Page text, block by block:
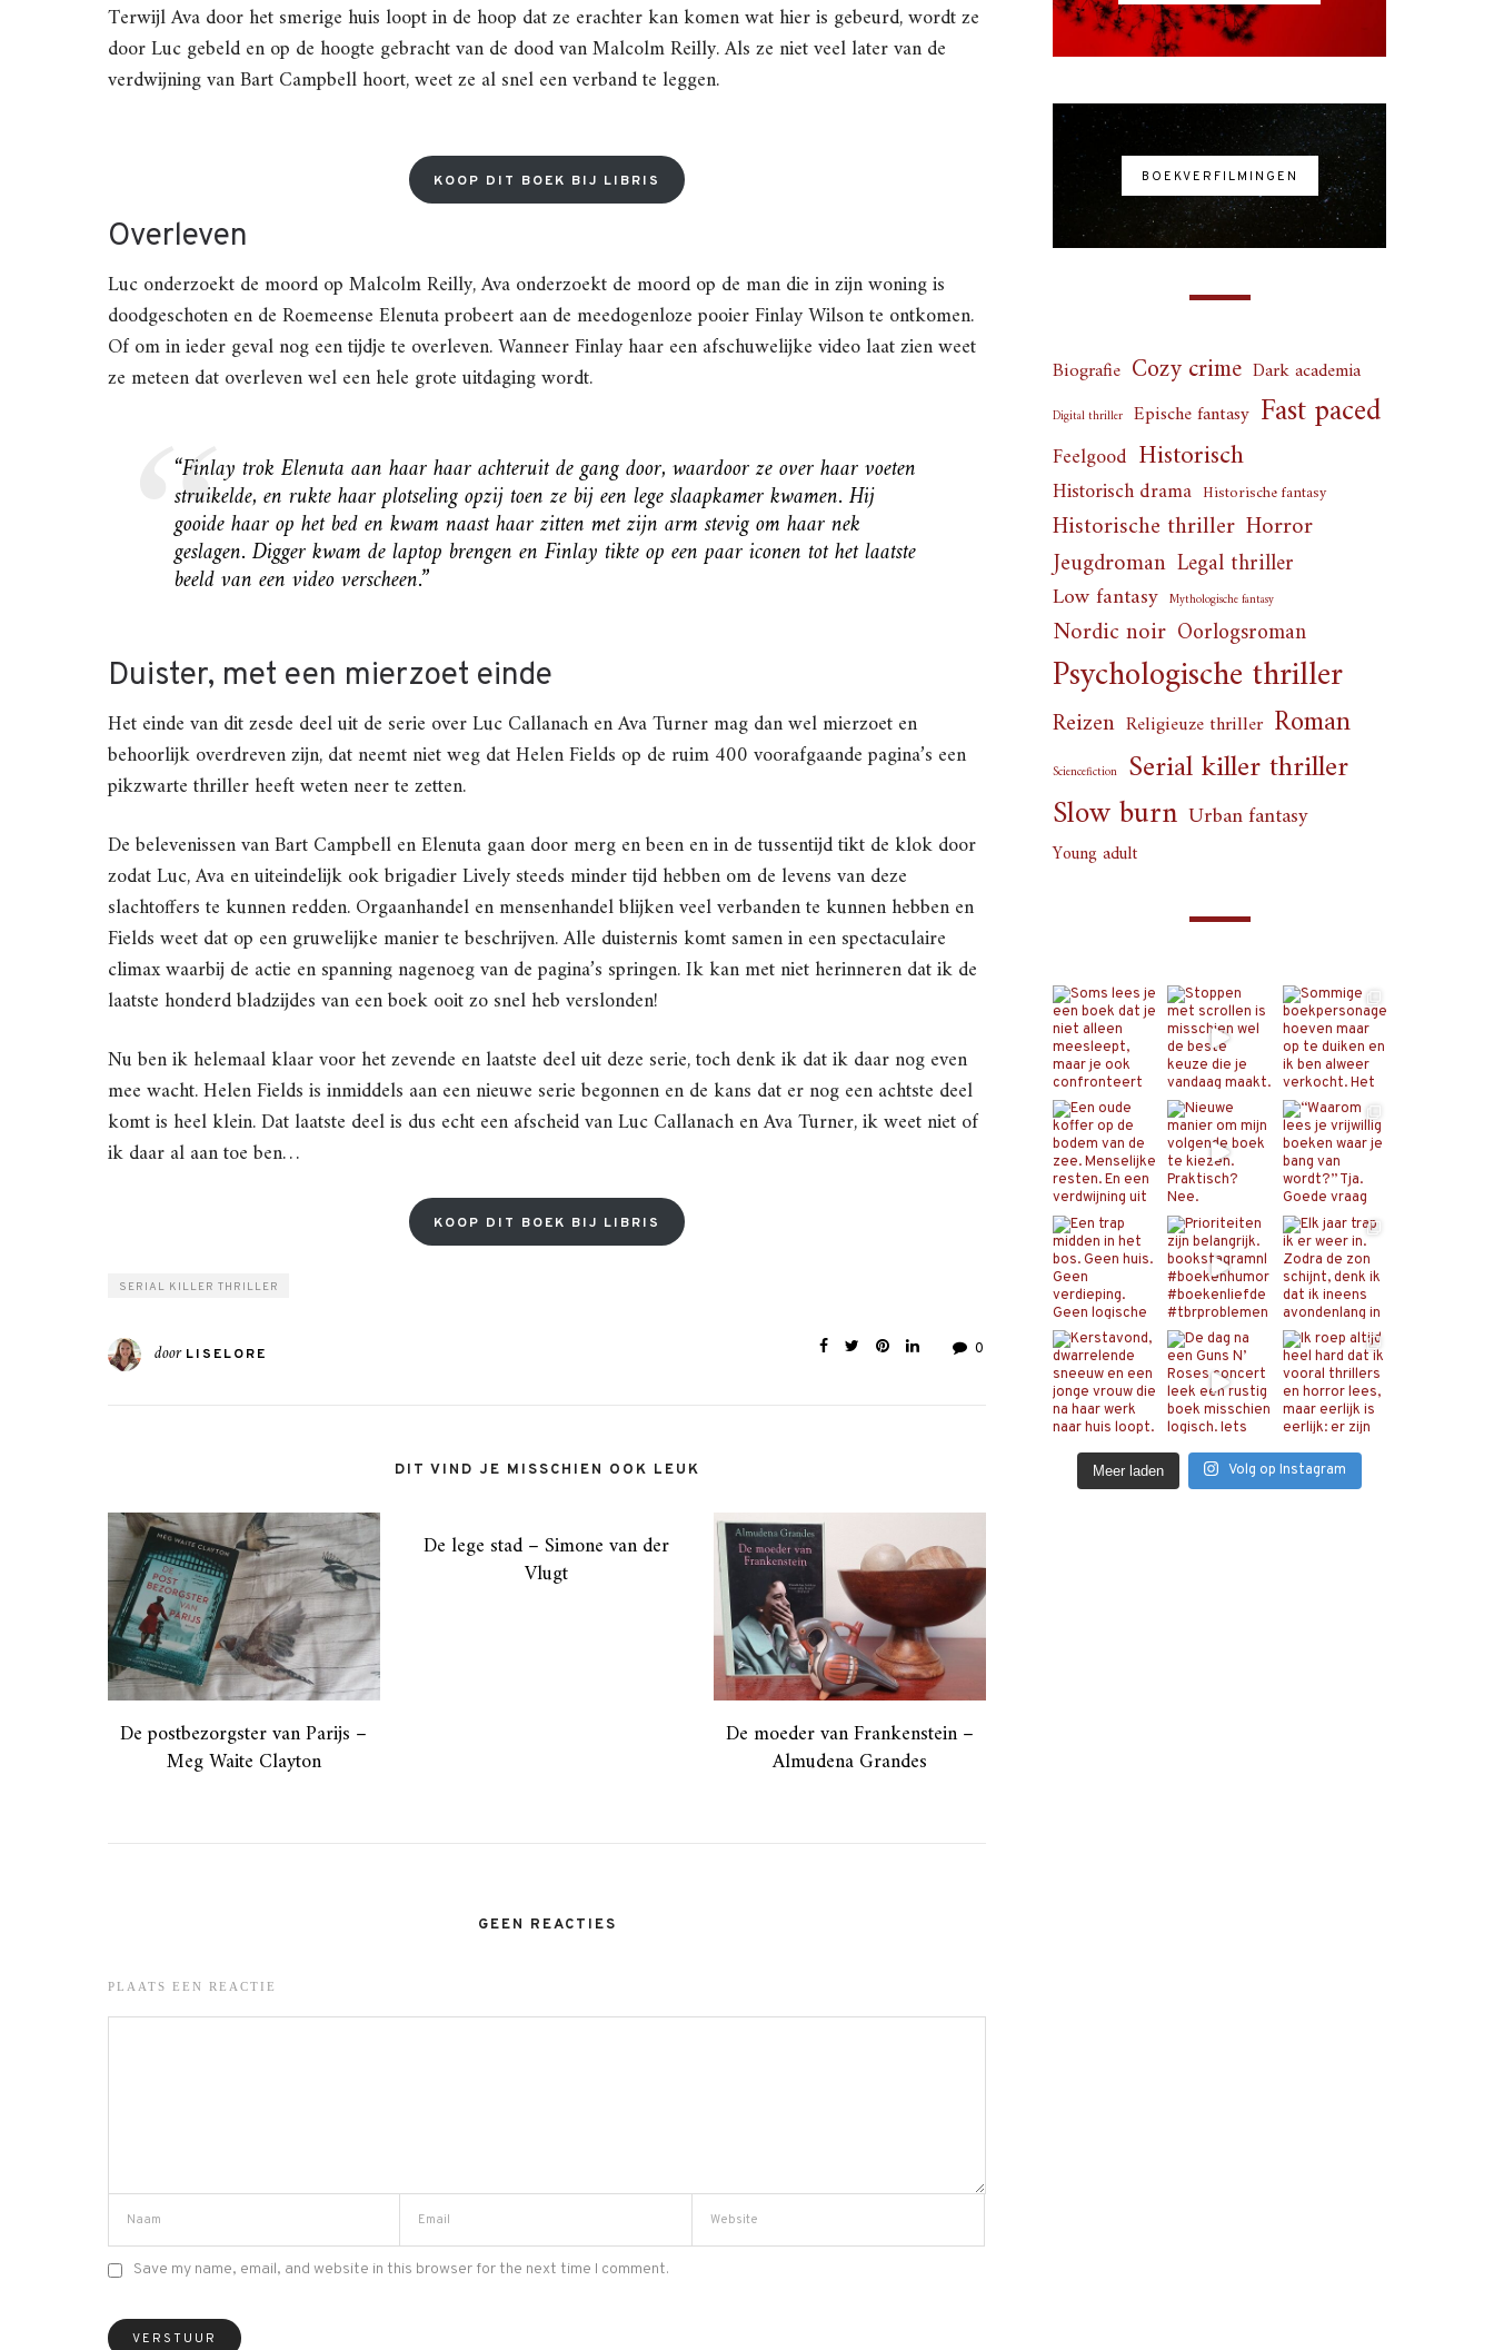
Terwijl Ava door het smerige huis loopt in de hoop dat ze erachter kan komen wat hier is gebeurd, wordt ze
door Luc gebeld en op de hoogte gebracht van de dood van Malcolm Reilly. Als ze niet veel later van de
verdwijning van Bart Campbell hoort, weet ze al snel een verband te leggen.
KOOP DIT BOEK BIJ LIBRIS
Overleven
Luc onderzoekt de moord op Malcolm Reilly, Ava onderzoekt de moord op de man die in zijn woning is
doodgeschoten en de Roemeense Elenuta probeert aan de meedogenloze pooier Finlay Wilson te ontkomen.
Of om in ieder geval nog een tijdje te overleven. Wanneer Finlay haar een afschuwelijke video laat zien weet
ze meteen dat overleven wel een hele grote uitdaging wordt.
“Finlay trok Elenuta aan haar haar achteruit de gang door, waardoor ze over haar voeten
struikelde, en rukte haar plotseling opzij toen ze bij een lege slaapkamer kwamen. Hij
gooide haar op het bed en kwam naast haar zitten met zijn arm stevig om haar nek
geslagen. Digger kwam de laptop brengen en Finlay tikte op een paar iconen tot het laatste
beeld van een video verscheen.”
Duister, met een mierzoet einde
Het einde van dit zesde deel uit de serie over Luc Callanach en Ava Turner mag dan wel mierzoet en
behoorlijk overdreven zijn, dat neemt niet weg dat Helen Fields op de ruim 400 voorafgaande pagina’s een
pikzwarte thriller heeft weten neer te zetten.
De belevenissen van Bart Campbell en Elenuta gaan door merg en been en in de tussentijd tikt de klok door
zodat Luc, Ava en uiteindelijk ook brigadier Lively steeds minder tijd hebben om de levens van deze
slachtoffers te kunnen redden. Orgaanhandel en mensenhandel blijken veel verbanden te kunnen hebben en
Fields weet dat op een gruwelijke manier te beschrijven. Alle duisternis komt samen in een spectaculaire
climax waarbij de actie en spanning nagenoeg van de pagina’s springen. Ik kan met niet herinneren dat ik de
laatste honderd bladzijdes van een boek ooit zo snel heb verslonden!
Nu ben ik helemaal klaar voor het zevende en laatste deel uit deze serie, toch denk ik dat ik daar nog even
mee wacht. Helen Fields is inmiddels aan een nieuwe serie begonnen en de kans dat er nog een achtste deel
komt is heel klein. Dat laatste deel is dus echt een afscheid van Luc Callanach en Ava Turner, ik weet niet of
ik daar al aan toe ben…
KOOP DIT BOEK BIJ LIBRIS
SERIAL KILLER THRILLER
door LISELORE 0
DIT VIND JE MISSCHIEN OOK LEUK
De postbezorgster van Parijs –
Meg Waite Clayton
De lege stad – Simone van der
Vlugt
De moeder van Frankenstein –
Almudena Grandes
GEEN REACTIES
PLAATS EEN REACTIE
Save my name, email, and website in this browser for the next time I comment.
BOEKVERFILMINGEN
Biografie Cozy crime Dark academia
Digital thriller Epische fantasy Fast paced
Feelgood Historisch
Historisch drama Historische fantasy
Historische thriller Horror
Jeugdroman Legal thriller
Low fantasy Mythologische fantasy
Nordic noir Oorlogsroman
Psychologische thriller
Reizen Religieuze thriller Roman
Sciencefiction Serial killer thriller
Slow burn Urban fantasy
Young adult
Meer laden Volg op Instagram